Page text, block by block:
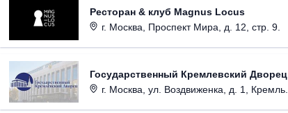
Ресторан & клуб Magnus Locus
г. Москва, Проспект Мира, д. 12, стр. 9.
Государственный Кремлевский Дворец
г. Москва, ул. Воздвиженка, д. 1, Кремль.